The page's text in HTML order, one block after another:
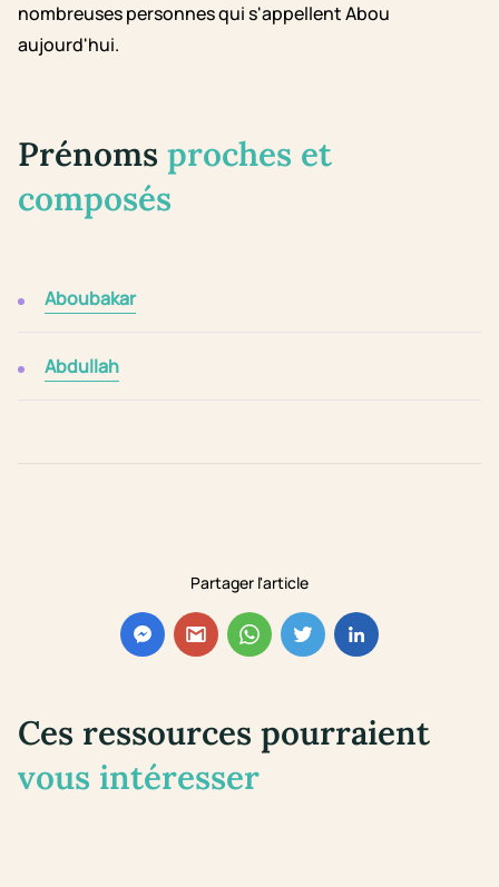
Partager l'article
nombreuses personnes qui s'appellent Abou
aujourd'hui.
Prénoms proches et
composés
Aboubakar
Abdullah
Ces ressources pourraient
vous intéresser